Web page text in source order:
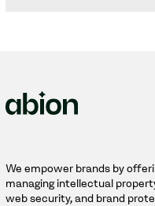
We empower brands by
managing intellectual
web security, and brand